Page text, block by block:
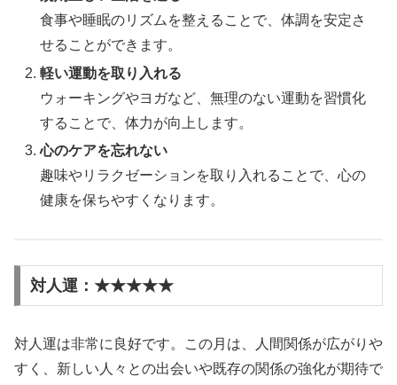
食事や睡眠のリズムを整えることで、体調を安定さ
せることができます。
軽い運動を取り入れる
ウォーキングやヨガなど、無理のない運動を習慣化
することで、体力が向上します。
心のケアを忘れない
趣味やリラクゼーションを取り入れることで、心の
健康を保ちやすくなります。
対人運：★★★★★
対人運は非常に良好です。この月は、人間関係が広がりや
すく、新しい人々との出会いや既存の関係の強化が期待で